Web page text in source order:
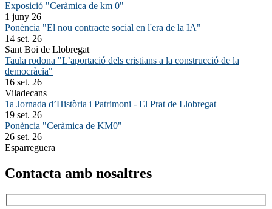
Exposició "Ceràmica de km 0"
1 juny 26
Ponència "El nou contracte social en l'era de la IA"
14 set. 26
Sant Boi de Llobregat
Taula rodona "L’aportació dels cristians a la construcció de la
democràcia"
16 set. 26
Viladecans
1a Jornada d’Història i Patrimoni - El Prat de Llobregat
19 set. 26
Ponència "Ceràmica de KM0"
26 set. 26
Esparreguera
Contacta amb nosaltres